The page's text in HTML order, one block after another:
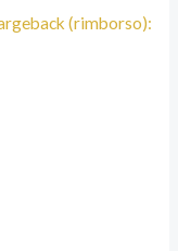
(rimborso):